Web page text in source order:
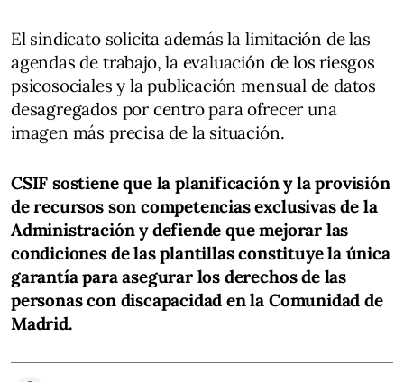
El sindicato solicita además la limitación de las
agendas de trabajo, la evaluación de los riesgos
psicosociales y la publicación mensual de datos
desagregados por centro para ofrecer una
imagen más precisa de la situación.
CSIF sostiene que la planificación y la provisión
de recursos son competencias exclusivas de la
Administración y defiende que mejorar las
condiciones de las plantillas constituye la única
garantía para asegurar los derechos de las
personas con discapacidad en la Comunidad de
Madrid.